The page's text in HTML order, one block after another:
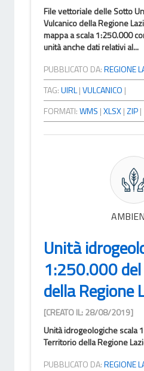
File vettoriale delle Sotto
Vulcanico della Regione
mappa a scala 1:250.000
unità anche dati relativi al...
PUBBLICATO DA:REGIONE
TAG:UIRL|VULCANICO |
FORMATI:WMS |XLSX|ZIP|
Unità
1:250.000
della Regione
[CREATO IL: 28/08/2019]
Unità idrogeologiche scala
Territorio della Regione
PUBBLICATO DA:REGIONE